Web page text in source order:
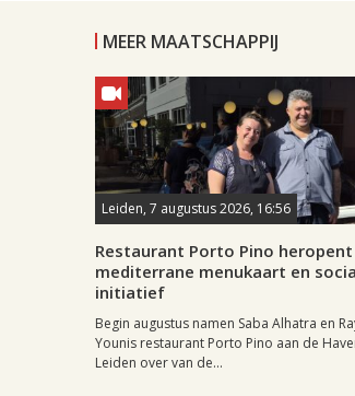
MEER MAATSCHAPPIJ
Leiden, 7 augustus 2026, 16:56
Restaurant Porto Pino
mediterrane menukaart en
initiatief
Begin augustus namen Saba Alhatra en
Younis restaurant Porto Pino aan de
Leiden over van de...